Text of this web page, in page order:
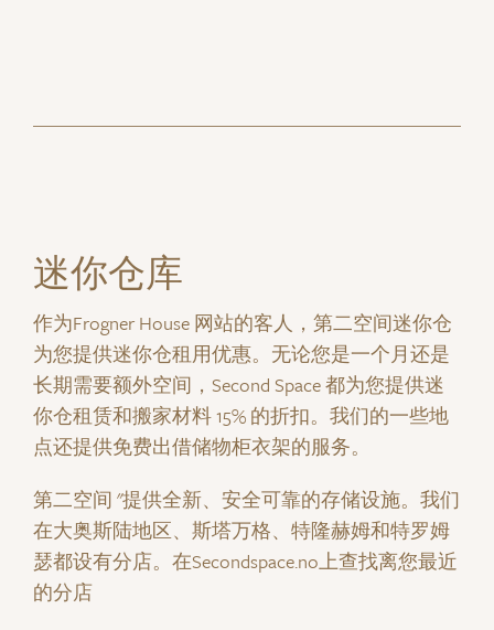
迷你仓库
作为Frogner House 网站的客人，第二空间迷你仓
为您提供迷你仓租用优惠。无论您是一个月还是
长期需要额外空间，Second Space 都为您提供迷
你仓租赁和搬家材料 15% 的折扣。我们的一些地
点还提供免费出借储物柜衣架的服务。
第二空间 "提供全新、安全可靠的存储设施。我们
在大奥斯陆地区、斯塔万格、特隆赫姆和特罗姆
瑟都设有分店。在Secondspace.no上查找离您最近
的分店